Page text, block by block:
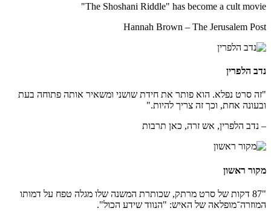
"The Shoshani Riddle" has become a cult movie
Hannah Brown – The Jerusalem Post
נדב הלפרין
"זה סרט נפלא. הוא פותר את חידת שושני ומשאיר אותה פתוחה בעת
ובעונה אחת, וכך זה צריך להיות."
– נדב הלפרין, אש זרה, כאן תרבות
מקור ראשון
"87 דקות של סרט מרתק, שכותרת המשנה שלו מגלה טפח על דמותו
המוזרה־מופלאה של האיש: "הנווד שידע הכול".